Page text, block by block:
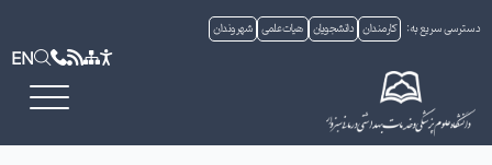
دسترسی سریع به: کارمندان دانشجویان هیات علمی شهروندان
EN